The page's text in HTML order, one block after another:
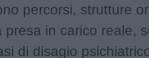
percorsi, strutture
presa in carico reale,
di disagio